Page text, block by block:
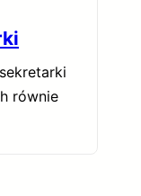
równie